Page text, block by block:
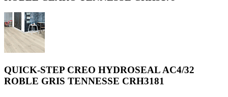
QUICK-STEP CREO HYDROSEAL AC4/32
ROBLE GRIS TENNESSE CRH3181